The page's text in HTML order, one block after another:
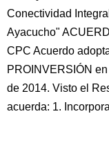
Conectividad
Ayacucho"
CPC Acuerdo
PROINVERSIÓN
de 2014. Visto el
acuerda: 1.